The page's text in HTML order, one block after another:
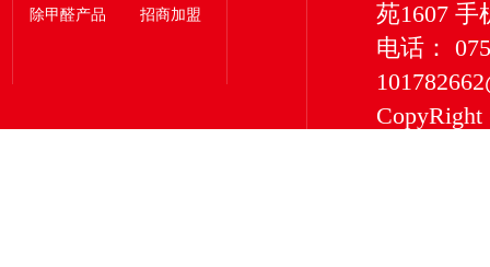
除甲醛产品 招商加盟
苑1607 手
电话：